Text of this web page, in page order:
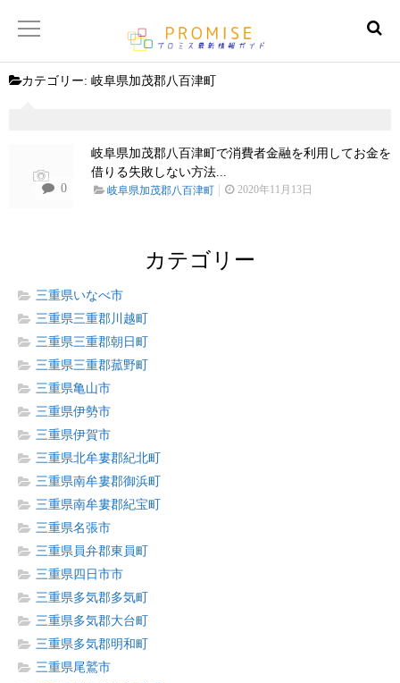
【サイトマップ】
カテゴリー: 岐阜県加茂郡八百津町
0
岐阜県加茂郡八百津町で消費者金融を利用してお金を
借りる失敗しない方法...
岐阜県加茂郡八百津町 2020年11月13日
カテゴリー
三重県いなべ市
三重県三重郡川越町
三重県三重郡朝日町
三重県三重郡菰野町
三重県亀山市
三重県伊勢市
三重県伊賀市
三重県北牟婁郡紀北町
三重県南牟婁郡御浜町
三重県南牟婁郡紀宝町
三重県名張市
三重県員弁郡東員町
三重県四日市市
三重県多気郡多気町
三重県多気郡大台町
三重県多気郡明和町
三重県尾鷲市